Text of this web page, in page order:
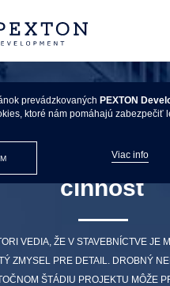
prevádzkovaných PEXTON
ktoré nám pomáhajú zabezpečiť
Viac info
Developerská
činnosť
VEDIA, ŽE V STAVEBNÍCTVE JE
ZMYSEL PRE DETAIL. DROBNÝ
ŠTÁDIU PROJEKTU MÔŽE